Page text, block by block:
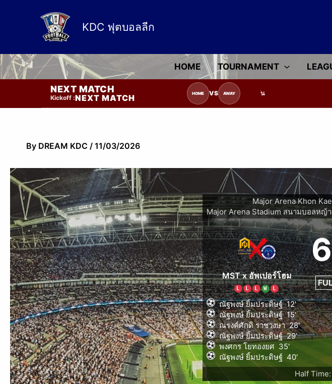
KDC ฟุตบอลลีก
HOME TOURNAMENT
NEXT MATCH
Kickoff :NEXT MATCH HOME VS AWAY
รายการแข่งขัน | รอระบุวันแข่งขัน | รอข้อมูลทีมแข่งขัน
By DREAM KDC / 11/03/2026
Major Arena Khon
MST x อัพเปอร์โฮม
L L L W L
6
ณัฐพงษ์ ยิ้มประดิษฐ์ 12'
ณัฐพงษ์ ยิ้มประดิษฐ์ 15'
ณรงค์ศักดิ ราชวงษา 28'
ณัฐพงษ์ ยิ้มประดิษฐ์ 29'
พงศกร โยทองยศ 35'
ณัฐพงษ์ ยิ้มประดิษฐ์ 40'
Half